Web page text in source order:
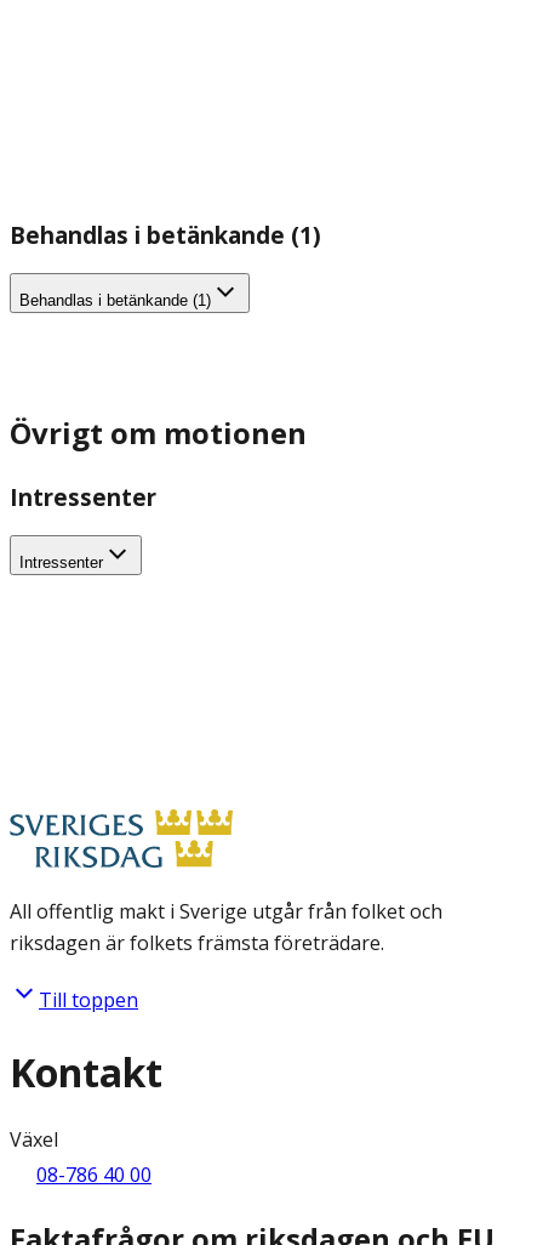
Behandlas i betänkande (1)
Behandlas i betänkande (1)
Övrigt om motionen
Intressenter
Intressenter
All offentlig makt i Sverige utgår från folket och
riksdagen är folkets främsta företrädare.
Till toppen
Kontakt
Växel
08-786 40 00